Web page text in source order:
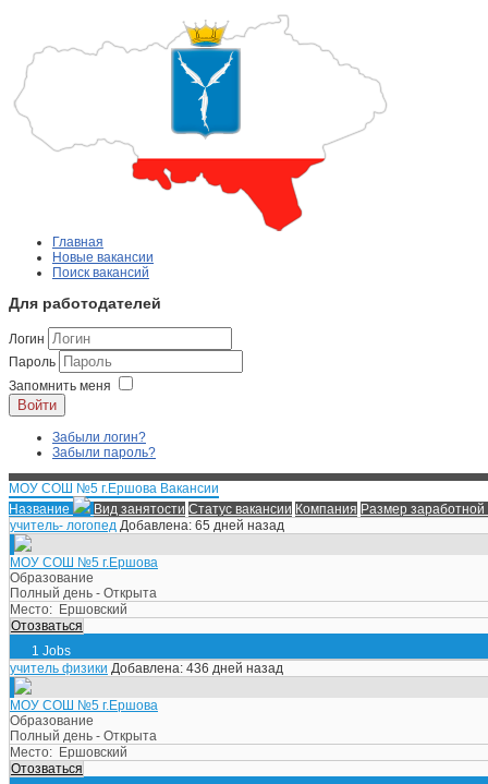
Главная
Новые вакансии
Поиск вакансий
Для работодателей
Логин
Пароль
Запомнить меня
Войти
Забыли логин?
Забыли пароль?
МОУ СОШ №5 г.Ершова Вакансии
Название
Вид занятости Статус вакансии Компания Размер
учитель- логопед Добавлена: 65 дней назад
МОУ СОШ №5 г.Ершова
Образование
Полный день - Открыта
Место: Ершовский
Отозваться
1 Jobs
учитель физики Добавлена: 436 дней назад
МОУ СОШ №5 г.Ершова
Образование
Полный день - Открыта
Место: Ершовский
Отозваться